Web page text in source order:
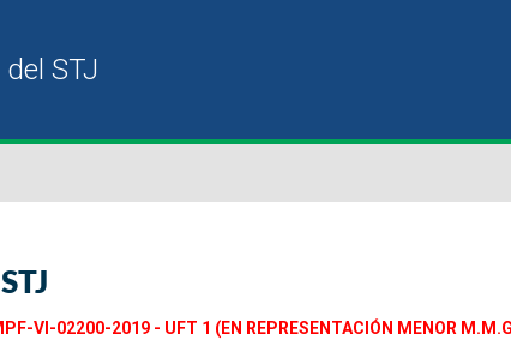
VI-02200-2019 - UFT 1 (EN REPRESENTACIÓN MENOR